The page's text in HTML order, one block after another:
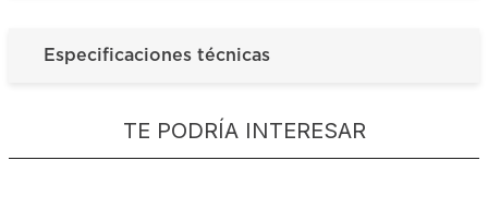
Especificaciones técnicas
TE PODRÍA INTERESAR